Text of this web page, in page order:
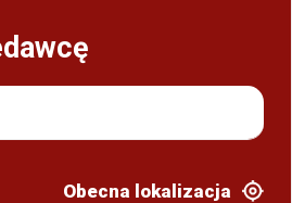
Obecna lokalizacja